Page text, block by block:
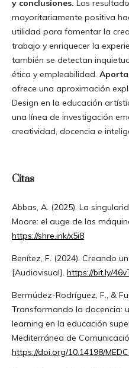
y conclusiones. Los
mayoritariamente positiva
utilidad para fomentar la
trabajo y enriquecer la
también se detectan
ética y empleabilidad.
ofrece una aproximación
Design en la educación
una línea de investigación
creatividad, docencia e
Citas
Abbas, A. (2025). La
Moore: el auge de las
https://shre.ink/x5i8
Benítez, F. (2024). Creando
[Audiovisual]. https://bit.ly/
Bermúdez-Rodríguez, F., &
Transformando la docencia:
learning en la educación
Mediterránea de
https://doi.org/10.14198/